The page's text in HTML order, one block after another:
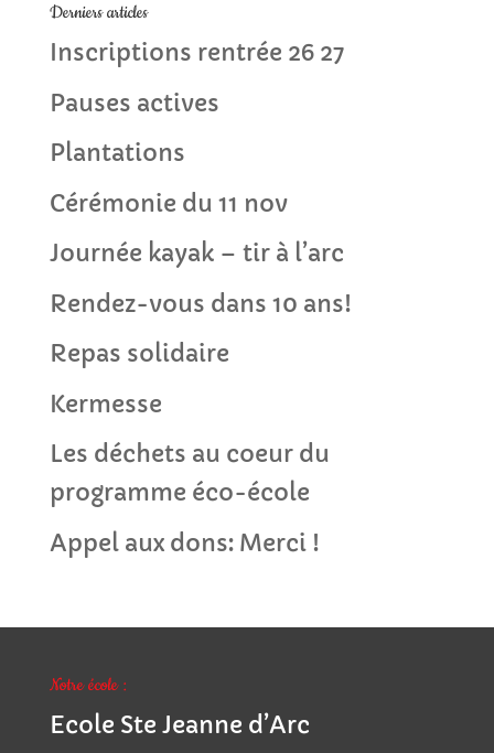
Derniers articles
Inscriptions rentrée 26 27
Pauses actives
Plantations
Cérémonie du 11 nov
Journée kayak – tir à l’arc
Rendez-vous dans 10 ans!
Repas solidaire
Kermesse
Les déchets au coeur du
programme éco-école
Appel aux dons: Merci !
Notre école :
Ecole Ste Jeanne d’Arc